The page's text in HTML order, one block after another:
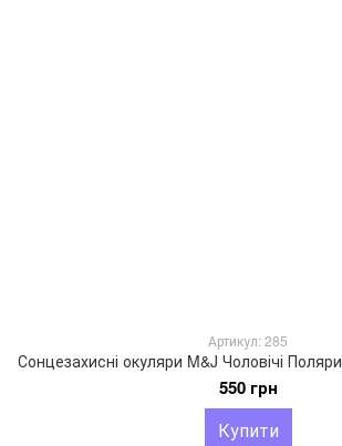
Артикул: 285
550 грн
Купити